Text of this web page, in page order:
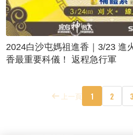
2024白沙屯媽祖進香｜3/23 進
香最重要科儀！ 返程急行軍
上一頁 1 2 3